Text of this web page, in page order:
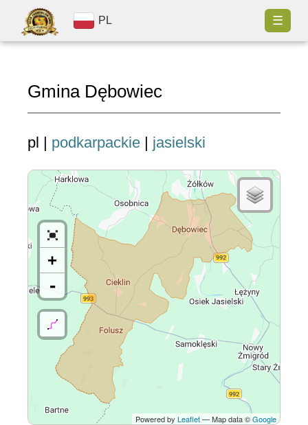
PL ☰
Gmina Dębowiec
pl | podkarpackie | jasielski
+
-
Powered by Leaflet— Map data ©Google